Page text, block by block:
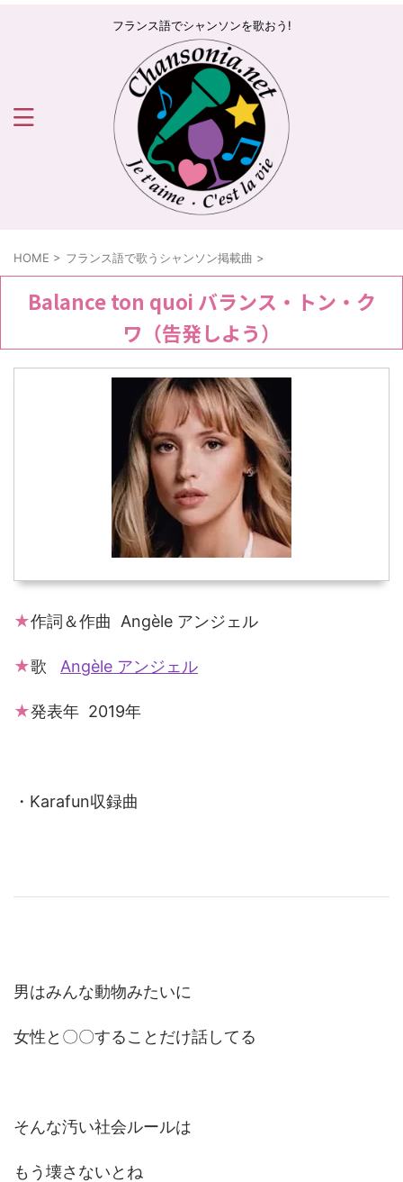
フランス語でシャンソンを歌おう!
HOME > フランス語で歌うシャンソン掲載曲 >
Balance ton quoi バランス・トン・ク
ワ（告発しよう）
★作詞＆作曲 Angèle アンジェル
★歌 Angèle アンジェル
★発表年 2019年
・Karafun収録曲
男はみんな動物みたいに
女性と〇〇することだけ話してる
そんな汚い社会ルールは
もう壊さないとね